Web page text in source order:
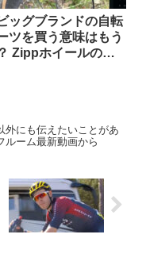
ッグブランドの自転
ツを買う意味はもう
Zippホイールの生
外にも伝えたいことがあ
ルーム最新動画から